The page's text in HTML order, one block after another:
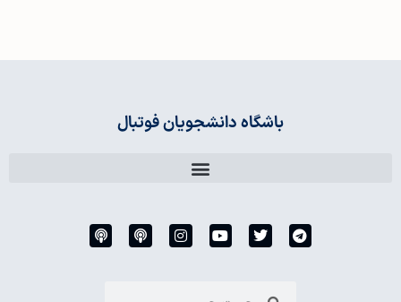
باشگاه دانشجویان فوتبال